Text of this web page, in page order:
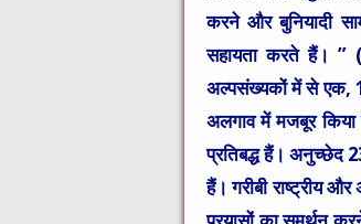
करने और बुनियादी
सहायता करते हैं। ”
अल्पसंख्यकों में से एक,
अलगाव में मजबूर किया
प्रतिबद्ध हैं। अनुच्छेद
हैं। गरीबी राष्ट्रीय